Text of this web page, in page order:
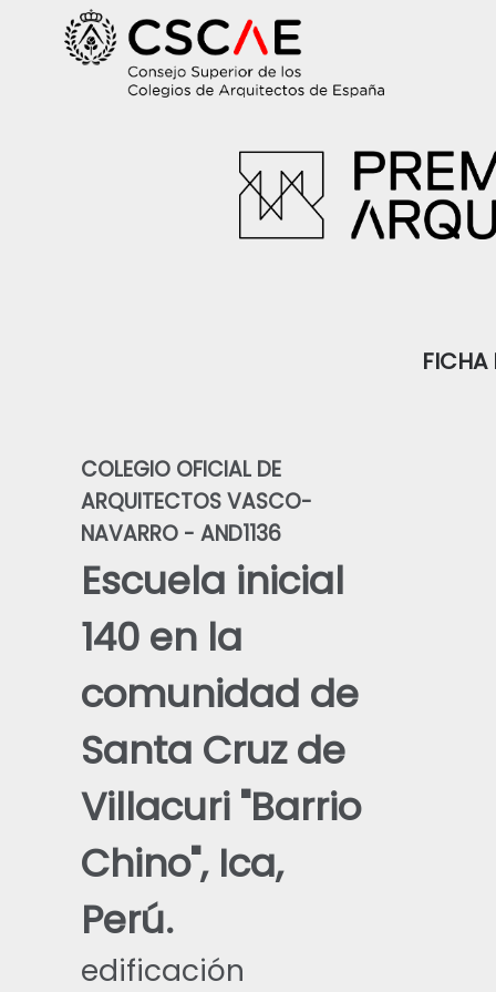
FICHA
COLEGIO OFICIAL DE
ARQUITECTOS VASCO-
NAVARRO - AND1136
Escuela inicial
140 en la
comunidad de
Santa Cruz de
Villacuri "Barrio
Chino", Ica,
Perú.
edificación